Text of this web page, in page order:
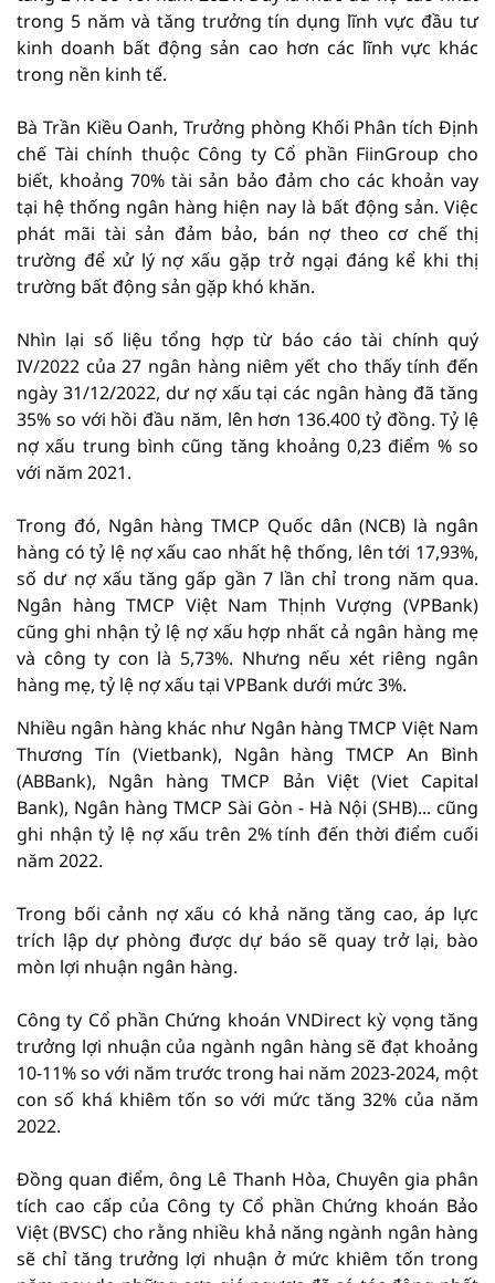
trong 5 năm và tăng trưởng tín dụng lĩnh vực đầu tư
kinh doanh bất động sản cao hơn các lĩnh vực khác
trong nền kinh tế.
Bà Trần Kiều Oanh, Trưởng phòng Khối Phân tích Định
chế Tài chính thuộc Công ty Cổ phần FiinGroup cho
biết, khoảng 70% tài sản bảo đảm cho các khoản vay
tại hệ thống ngân hàng hiện nay là bất động sản. Việc
phát mãi tài sản đảm bảo, bán nợ theo cơ chế thị
trường để xử lý nợ xấu gặp trở ngại đáng kể khi thị
trường bất động sản gặp khó khăn.
Nhìn lại số liệu tổng hợp từ báo cáo tài chính quý
IV/2022 của 27 ngân hàng niêm yết cho thấy tính đến
ngày 31/12/2022, dư nợ xấu tại các ngân hàng đã tăng
35% so với hồi đầu năm, lên hơn 136.400 tỷ đồng. Tỷ lệ
nợ xấu trung bình cũng tăng khoảng 0,23 điểm % so
với năm 2021.
Trong đó, Ngân hàng TMCP Quốc dân (NCB) là ngân
hàng có tỷ lệ nợ xấu cao nhất hệ thống, lên tới 17,93%,
số dư nợ xấu tăng gấp gần 7 lần chỉ trong năm qua.
Ngân hàng TMCP Việt Nam Thịnh Vượng (VPBank)
cũng ghi nhận tỷ lệ nợ xấu hợp nhất cả ngân hàng mẹ
và công ty con là 5,73%. Nhưng nếu xét riêng ngân
hàng mẹ, tỷ lệ nợ xấu tại VPBank dưới mức 3%.
Nhiều ngân hàng khác như Ngân hàng TMCP Việt Nam
Thương Tín (Vietbank), Ngân hàng TMCP An Bình
(ABBank), Ngân hàng TMCP Bản Việt (Viet Capital
Bank), Ngân hàng TMCP Sài Gòn - Hà Nội (SHB)... cũng
ghi nhận tỷ lệ nợ xấu trên 2% tính đến thời điểm cuối
năm 2022.
Trong bối cảnh nợ xấu có khả năng tăng cao, áp lực
trích lập dự phòng được dự báo sẽ quay trở lại, bào
mòn lợi nhuận ngân hàng.
Công ty Cổ phần Chứng khoán VNDirect kỳ vọng tăng
trưởng lợi nhuận của ngành ngân hàng sẽ đạt khoảng
10-11% so với năm trước trong hai năm 2023-2024, một
con số khá khiêm tốn so với mức tăng 32% của năm
2022.
Đồng quan điểm, ông Lê Thanh Hòa, Chuyên gia phân
tích cao cấp của Công ty Cổ phần Chứng khoán Bảo
Việt (BVSC) cho rằng nhiều khả năng ngành ngân hàng
sẽ chỉ tăng trưởng lợi nhuận ở mức khiêm tốn trong